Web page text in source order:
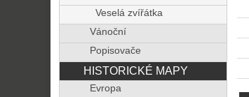
Veselá zvířátka
Vánoční
Popisovače
HISTORICKÉ MAPY
Evropa